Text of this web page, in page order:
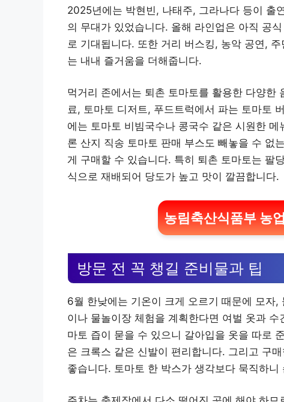
2025년에는 박현빈, 나태주, 그라나다 등이 출
의 무대가 있었습니다. 올해 라인업은 아직 공
로 기대됩니다. 또한 거리 버스킹, 농악 공연,
는 내내 즐거움을 더해줍니다.
먹거리 존에서는 퇴촌 토마토를 활용한 다양한
료, 토마토 디저트, 푸드트럭에서 파는 토마토
에는 토마토 비빔국수나 콩국수 같은 시원한
론 산지 직송 토마토 판매 부스도 빼놓을 수 없
게 구매할 수 있습니다. 특히 퇴촌 토마토는 팔
식으로 재배되어 당도가 높고 맛이 깔끔합니다.
농림축산식품부 농
방문 전 꼭 챙길 준비물과 팁
6월 한낮에는 기온이 크게 오르기 때문에 모자
이나 물놀이장 체험을 계획한다면 여벌 옷과
마토 즙이 묻을 수 있으니 갈아입을 옷을 따로
은 크록스 같은 신발이 편리합니다. 그리고 구
좋습니다. 토마토 한 박스가 생각보다 묵직하